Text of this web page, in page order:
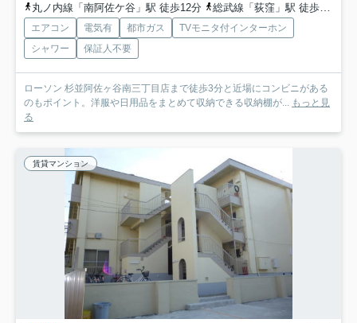
丸ノ内線「南阿佐ケ谷」駅 徒歩12分
総武線「荻窪」駅 徒歩17分
エアコン 電気有 都市ガス
TVモニタ付インターホン
シャワー
保証人不要
ローソン 杉並阿佐ヶ谷南三丁目店まで徒歩3分と近場にコンビニがある
のもポイント。洋服や日用品をまとめて収納できる収納棚が...
もっと見
る
賃貸マンション